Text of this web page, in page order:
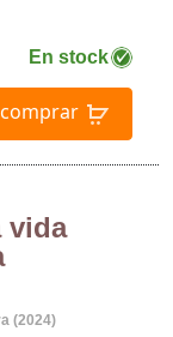
En stock
comprar
vida
(2024)